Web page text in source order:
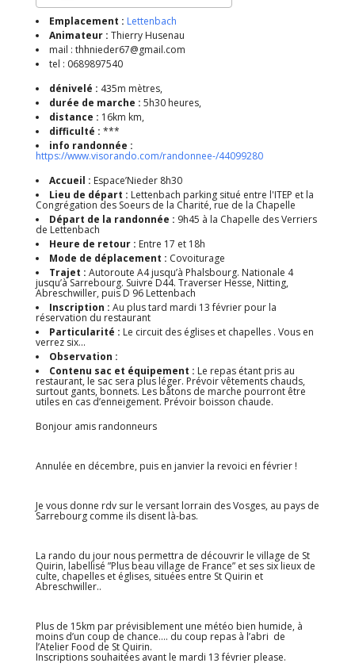
Télécharger ICS
Emplacement : Lettenbach
Animateur : Thierry Husenau
mail : thhnieder67@gmail.com
tel : 0689897540
dénivelé : 435m mètres,
durée de marche : 5h30 heures,
distance : 16km km,
difficulté : ***
info randonnée :
https://www.visorando.com/randonnee-/44099280
Accueil : Espace’Nieder 8h30
Lieu de départ : Lettenbach parking situé entre l'ITEP et la
Congrégation des Soeurs de la Charité, rue de la Chapelle
Départ de la randonnée : 9h45 à la Chapelle des Verriers
de Lettenbach
Heure de retour : Entre 17 et 18h
Mode de déplacement : Covoiturage
Trajet : Autoroute A4 jusqu’à Phalsbourg. Nationale 4
jusqu’à Sarrebourg. Suivre D44. Traverser Hesse, Nitting,
Abreschwiller, puis D 96 Lettenbach
Inscription : Au plus tard mardi 13 février pour la
réservation du restaurant
Particularité : Le circuit des églises et chapelles . Vous en
verrez six...
Observation :
Contenu sac et équipement : Le repas étant pris au
restaurant, le sac sera plus léger. Prévoir vêtements chauds,
surtout gants, bonnets. Les bâtons de marche pourront être
utiles en cas d’enneigement. Prévoir boisson chaude.
Bonjour amis randonneurs
Annulée en décembre, puis en janvier la revoici en février !
Je vous donne rdv sur le versant lorrain des Vosges, au pays de
Sarrebourg comme ils disent là-bas.
La rando du jour nous permettra de découvrir le village de St
Quirin, labellisé ”Plus beau village de France” et ses six lieux de
culte, chapelles et églises, situées entre St Quirin et
Abreschwiller..
Plus de 15km par prévisiblement une météo bien humide, à
moins d’un coup de chance…. du coup repas à l’abri de
l’Atelier Food de St Quirin.
Inscriptions souhaitées avant le mardi 13 février please.